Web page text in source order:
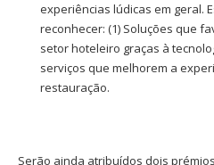
experiências lúdicas em geral.
reconhecer: (1) Soluções que
setor hoteleiro graças à
serviços que melhorem a
restauração.
Serão ainda atribuídos dois